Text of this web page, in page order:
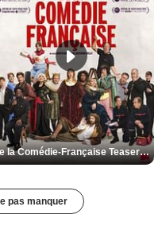
De la Comédie-Française Teaser VF
pas manquer